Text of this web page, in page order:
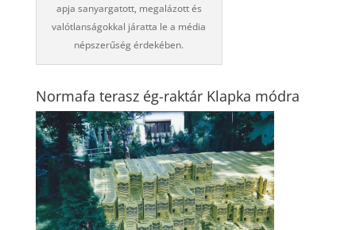
apja sanyargatott, megalázott és
valótlanságokkal járatta le a média
népszerűség érdekében.
Normafa terasz ég-raktár Klapka módra